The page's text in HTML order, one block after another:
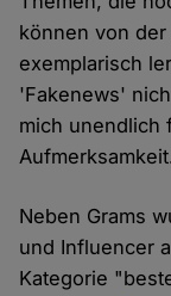
können von
exemplarisch
'Fakenews'
mich unendlich
Neben Grams
und Influencer
Kategorie